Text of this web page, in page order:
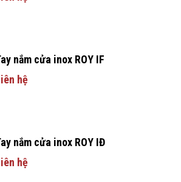
nắm cửa inox ROY IF
hệ
nắm cửa inox ROY IĐ
hệ